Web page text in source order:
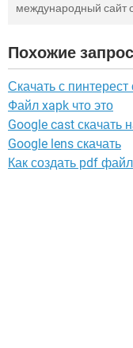
международный сайт
Похожие
Скачать с пинтерест
Файл xapk что это
Google cast скачать
Google lens скачать
Как создать pdf файл